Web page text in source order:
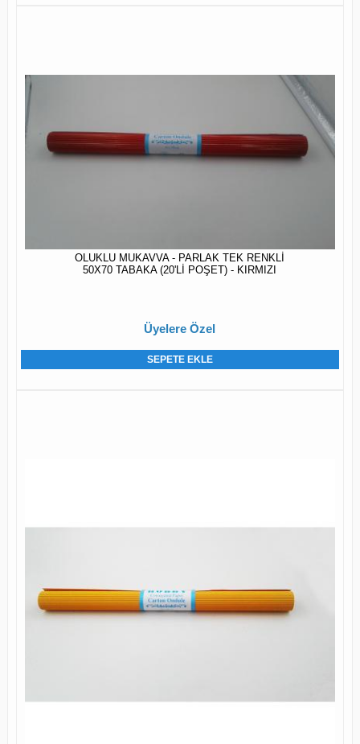
OLUKLU MUKAVVA - PARLAK TEK RENKLİ
50X70 TABAKA (20'Lİ POŞET) - KIRMIZI
Üyelere Özel
SEPETE EKLE